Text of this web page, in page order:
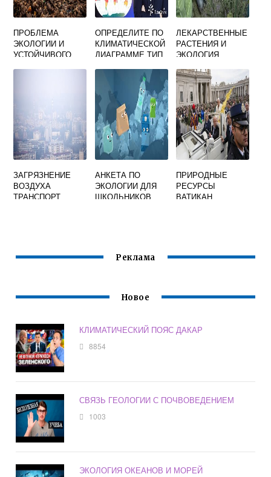
ПРОБЛЕМА
ЭКОЛОГИИ И
УСТОЙЧИВОГО
ОПРЕДЕЛИТЕ ПО
КЛИМАТИЧЕСКОЙ
ДИАГРАММЕ ТИП
ЛЕКАРСТВЕННЫЕ
РАСТЕНИЯ И
ЭКОЛОГИЯ
ЗАГРЯЗНЕНИЕ
ВОЗДУХА
ТРАНСПОРТ
АНКЕТА ПО
ЭКОЛОГИИ ДЛЯ
ШКОЛЬНИКОВ
ПРИРОДНЫЕ
РЕСУРСЫ
ВАТИКАН
Реклама
Новое
КЛИМАТИЧЕСКИЙ ПОЯС ДАКАР
8854
СВЯЗЬ ГЕОЛОГИИ С ПОЧВОВЕДЕНИЕМ
1003
ЭКОЛОГИЯ ОКЕАНОВ И МОРЕЙ